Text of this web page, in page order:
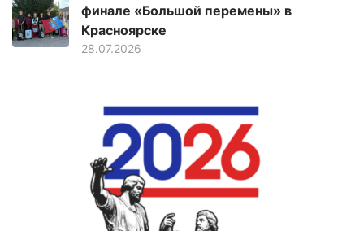
финале «Большой перемены» в
Красноярске
28.07.2026